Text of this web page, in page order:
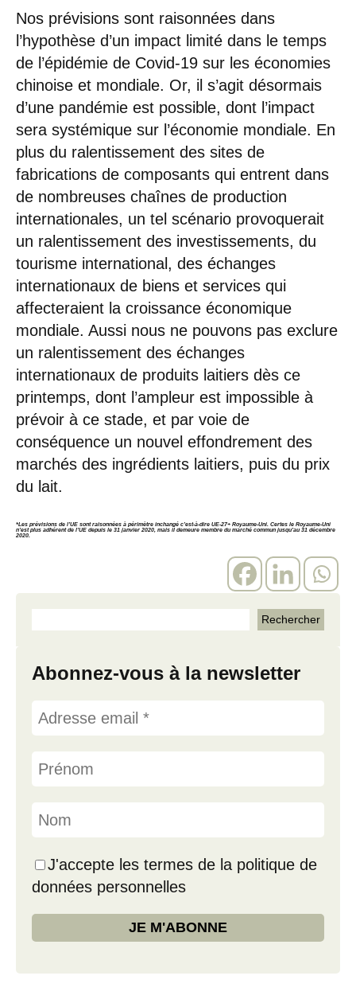
Nos prévisions sont raisonnées dans
l’hypothèse d’un impact limité dans le temps
de l’épidémie de Covid-19 sur les économies
chinoise et mondiale. Or, il s’agit désormais
d’une pandémie est possible, dont l’impact
sera systémique sur l’économie mondiale. En
plus du ralentissement des sites de
fabrications de composants qui entrent dans
de nombreuses chaînes de production
internationales, un tel scénario provoquerait
un ralentissement des investissements, du
tourisme international, des échanges
internationaux de biens et services qui
affecteraient la croissance économique
mondiale. Aussi nous ne pouvons pas exclure
un ralentissement des échanges
internationaux de produits laitiers dès ce
printemps, dont l’ampleur est impossible à
prévoir à ce stade, et par voie de
conséquence un nouvel effondrement des
marchés des ingrédients laitiers, puis du prix
du lait.
*Les prévisions de l’UE sont raisonnées à périmètre inchangé c’est-à-dire UE-27+ Royaume-Uni. Certes le Royaume-Uni
n’est plus adhérent de l’UE depuis le 31 janvier 2020, mais il demeure membre du marché commun jusqu’au 31 décembre
2020.
Abonnez-vous à la newsletter
J'accepte les termes de la politique de
données personnelles